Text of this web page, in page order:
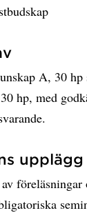
A, 30
hp, med
upplägg
föreläsningar